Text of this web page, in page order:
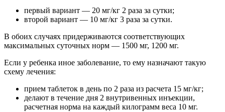
первый вариант — 20 мг/кг 2 раза за сутки;
второй вариант — 10 мг/кг 3 раза за сутки.
В обоих случаях придерживаются соответствующих
максимальных суточных норм — 1500 мг, 1200 мг.
Если у ребенка иное заболевание, то ему назначают такую
схему лечения:
прием таблеток в день по 2 раза из расчета 15 мг/кг;
делают в течение дня 2 внутривенных инъекции,
расчетная норма на каждый килограмм веса 10 мг.